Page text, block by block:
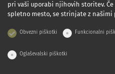
pri vaši uporabi njihovih storitev.
spletno mesto, se strinjate z našimi
Obvezni piškotki Funkcionalni
Oglaševalski piškotki